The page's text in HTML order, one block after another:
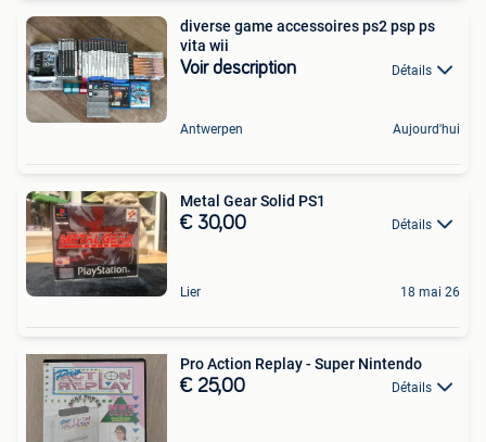
diverse game accessoires ps2 psp ps
vita wii
Voir description Détails
Antwerpen Aujourd'hui
Metal Gear Solid PS1
€ 30,00 Détails
Lier 18 mai 26
Pro Action Replay - Super Nintendo
€ 25,00 Détails